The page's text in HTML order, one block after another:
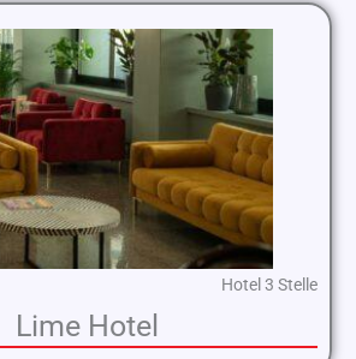
Hotel 3 Stelle
Lime Hotel